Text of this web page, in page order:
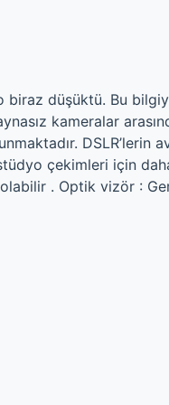
biraz düşüktü. Bu
kameralar
DSLR’lerin
çekimleri için
. Optik vizör :